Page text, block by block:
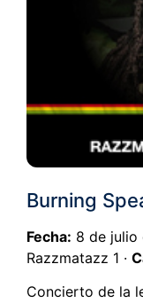
Burning
Fecha: 8 de julio
Razzmatazz 1 ·
Concierto de la